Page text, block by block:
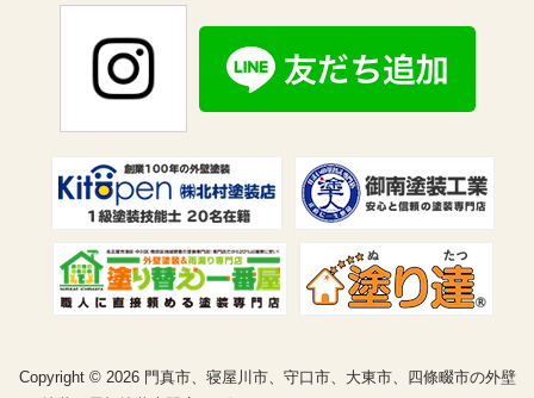
Copyright © 2026 門真市、寝屋川市、守口市、大東市、四條畷市の外壁